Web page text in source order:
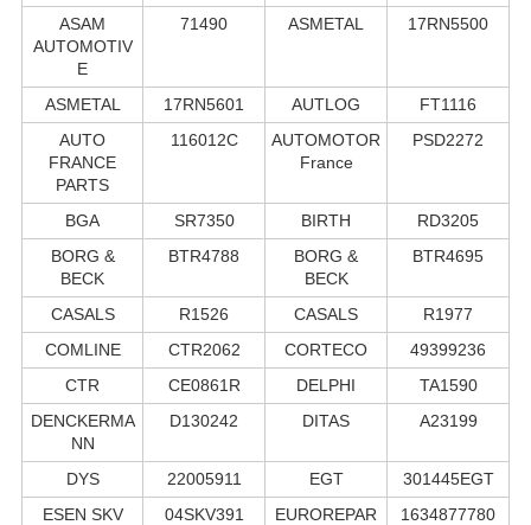
ASAM
AUTOMOTIV
E
71490 ASMETAL 17RN5500
ASMETAL 17RN5601 AUTLOG
FT1116
AUTO
FRANCE
PARTS
116012C
AUTOMOTOR
France
PSD2272
BGA SR7350 BIRTH
RD3205
BORG &
BECK
BTR4788
BORG &
BECK
BTR4695
CASALS R1526 CASALS
R1977
COMLINE
CTR2062 CORTECO
49399236
CTR
CE0861R DELPHI
TA1590
DENCKERMA
NN
D130242 DITAS A23199
DYS 22005911 EGT
301445EGT
ESEN SKV
04SKV391 EUROREPAR
1634877780